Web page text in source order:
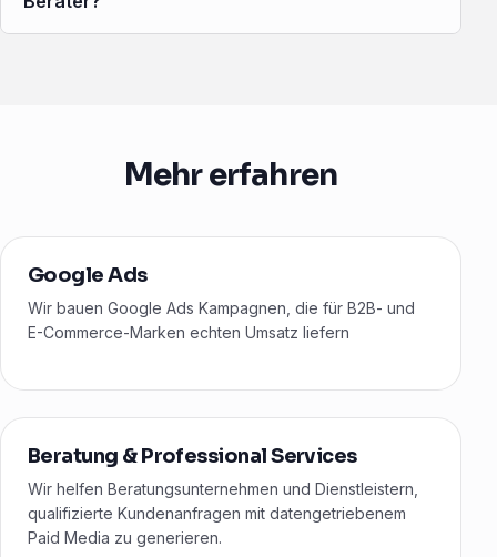
Mehr erfahren
Google Ads
Wir bauen Google Ads Kampagnen, die für B2B- und
E-Commerce-Marken echten Umsatz liefern
Beratung & Professional Services
Wir helfen Beratungsunternehmen und Dienstleistern,
qualifizierte Kundenanfragen mit datengetriebenem
Paid Media zu generieren.